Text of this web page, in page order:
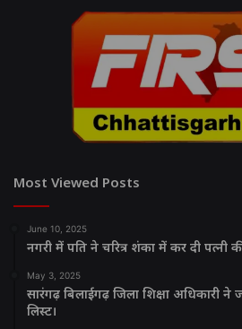
Most Viewed Posts
June 10, 2025
नगरी में पति ने चरित्र शंका में कर दी पत्नी
May 3, 2025
सारंगढ़ बिलाईगढ़ जिला शिक्षा अधिकारी ने
लिस्ट।